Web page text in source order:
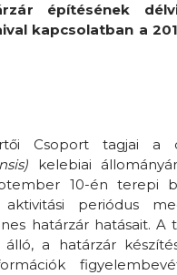
építésének
kapcsolatban a
Csoport tagjai a
kelebiai
10-én terepi
periódus
határzár hatásait. A
a határzár